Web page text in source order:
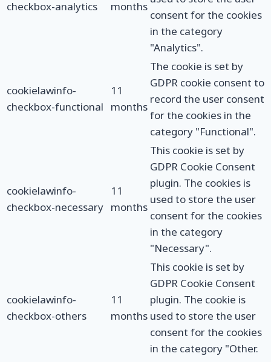
checkbox-analytics
months
consent for the cookies
in the category
"Analytics".
cookielawinfo-
checkbox-functional
11
months
The cookie is set by
GDPR cookie consent to
record the user consent
for the cookies in the
category "Functional".
cookielawinfo-
checkbox-necessary
11
months
This cookie is set by
GDPR Cookie Consent
plugin. The cookies is
used to store the user
consent for the cookies
in the category
"Necessary".
cookielawinfo-
checkbox-others
11
months
This cookie is set by
GDPR Cookie Consent
plugin. The cookie is
used to store the user
consent for the cookies
in the category "Other.